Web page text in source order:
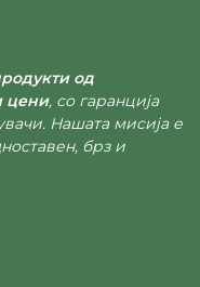
од
цени, со гаранција
Нашата мисија е
брз и